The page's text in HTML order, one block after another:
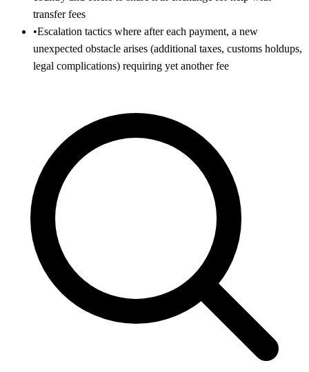
transfer fees
•Escalation tactics where after each payment, a new
unexpected obstacle arises (additional taxes, customs holdups,
legal complications) requiring yet another fee